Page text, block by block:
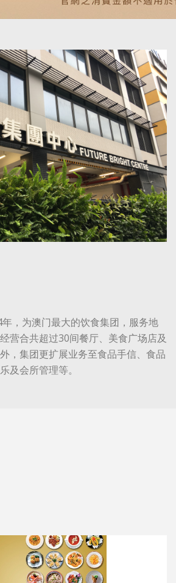
，为澳门最大的饮食集团，服务地
营合共超过30间餐厅、美食广场店及
，集团更扩展业务至食品手信、食品
及会所管理等。